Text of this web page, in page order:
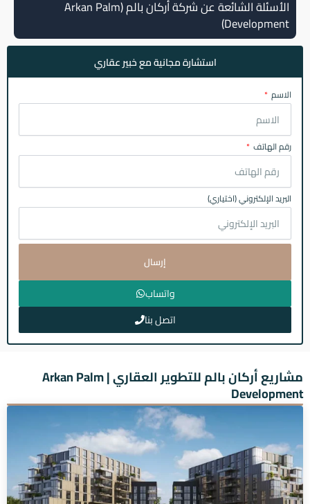
الأسئلة الشائعة عن شركة أركان بالم (Arkan Palm
Development)
استشارة مجانية مع خبير عقاري
الاسم
رقم الهاتف
البريد الإلكتروني (اختياري)
إرسال
واتساب
اتصل بنا
مشاريع أركان بالم للتطوير العقاري | Arkan Palm
Development